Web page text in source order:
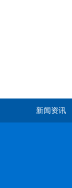
新闻资讯